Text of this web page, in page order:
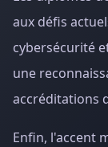
aux défis
cybersécurité
une
accréditations
Enfin, l'accent